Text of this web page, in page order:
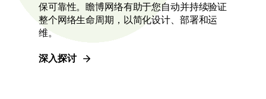
保可靠性。瞻博网络有助于您自动并持续验证
整个网络生命周期，以简化设计、部署和运
维。
深入探讨